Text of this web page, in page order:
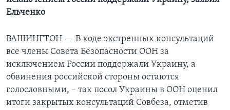
Ельченко
ВАШИНГТОН — В ходе экстренных консультаций
все члены Совета Безопасности ООН за
исключением России поддержали Украину, а
обвинения российской стороны остаются
голословными, – так посол Украины в ООН оценил
итоги закрытых консультаций Совбеза, отметив